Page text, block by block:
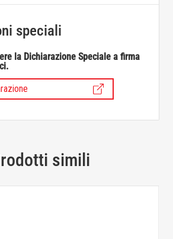
speciali
la Dichiarazione Speciale a firma
simili